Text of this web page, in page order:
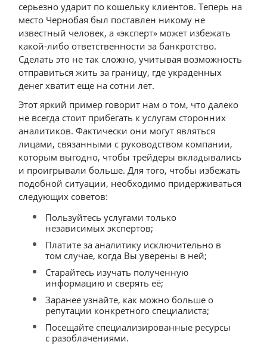
серьезно ударит по кошельку клиентов. Теперь на
место Чернобая был поставлен никому не
известный человек, а «эксперт» может избежать
какой-либо ответственности за банкротство.
Сделать это не так сложно, учитывая возможность
отправиться жить за границу, где украденных
денег хватит еще на сотни лет.
Этот яркий пример говорит нам о том, что далеко
не всегда стоит прибегать к услугам сторонних
аналитиков. Фактически они могут являться
лицами, связанными с руководством компании,
которым выгодно, чтобы трейдеры вкладывались
и проигрывали больше. Для того, чтобы избежать
подобной ситуации, необходимо придерживаться
следующих советов:
Пользуйтесь услугами только
независимых экспертов;
Платите за аналитику исключительно в
том случае, когда Вы уверены в ней;
Старайтесь изучать полученную
информацию и сверять её;
Заранее узнайте, как можно больше о
репутации конкретного специалиста;
Посещайте специализированные ресурсы
с разоблачениями.